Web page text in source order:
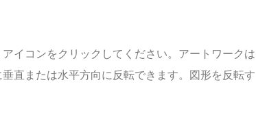
イコンをクリックしてください。アートワークは
直または水平方向に反転できます。図形を反転す